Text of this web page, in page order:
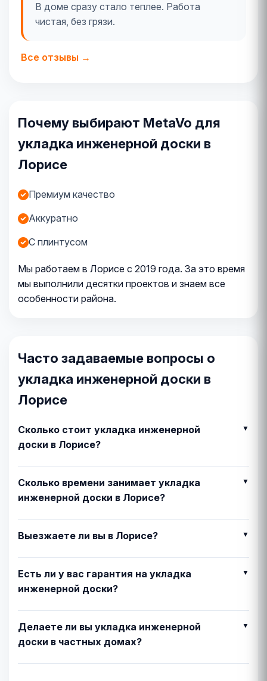
В доме сразу стало теплее. Работа
чистая, без грязи.
Все отзывы →
Почему выбирают MetaVo для
укладка инженерной доски в
Лорисе
Премиум качество
Аккуратно
С плинтусом
Мы работаем в Лорисе с 2019 года. За это время
мы выполнили десятки проектов и знаем все
особенности района.
Часто задаваемые вопросы о
укладка инженерной доски в
Лорисе
Сколько стоит укладка инженерной
доски в Лорисе?
Сколько времени занимает укладка
инженерной доски в Лорисе?
Выезжаете ли вы в Лорисе?
Есть ли у вас гарантия на укладка
инженерной доски?
Делаете ли вы укладка инженерной
доски в частных домах?